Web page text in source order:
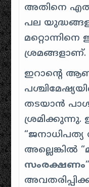
അതിനെ
പല
മറ്റൊന്നിനെ
ശ്രമങ്ങളാണ്.
ഇറാന്റെ
തടയാൻ
അല്ലെങ്കിൽ “
സംരക്ഷണം